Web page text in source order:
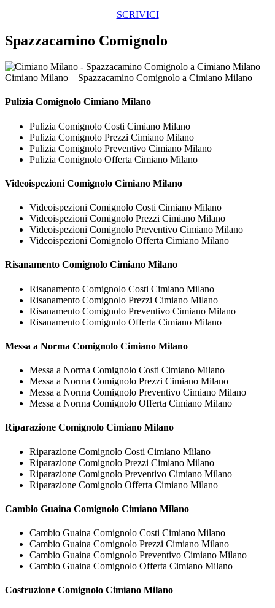
SCRIVICI
Spazzacamino Comignolo
Cimiano Milano – Spazzacamino Comignolo a Cimiano Milano
Pulizia Comignolo Cimiano Milano
Pulizia Comignolo Costi Cimiano Milano
Pulizia Comignolo Prezzi Cimiano Milano
Pulizia Comignolo Preventivo Cimiano Milano
Pulizia Comignolo Offerta Cimiano Milano
Videoispezioni Comignolo Cimiano Milano
Videoispezioni Comignolo Costi Cimiano Milano
Videoispezioni Comignolo Prezzi Cimiano Milano
Videoispezioni Comignolo Preventivo Cimiano Milano
Videoispezioni Comignolo Offerta Cimiano Milano
Risanamento Comignolo Cimiano Milano
Risanamento Comignolo Costi Cimiano Milano
Risanamento Comignolo Prezzi Cimiano Milano
Risanamento Comignolo Preventivo Cimiano Milano
Risanamento Comignolo Offerta Cimiano Milano
Messa a Norma Comignolo Cimiano Milano
Messa a Norma Comignolo Costi Cimiano Milano
Messa a Norma Comignolo Prezzi Cimiano Milano
Messa a Norma Comignolo Preventivo Cimiano Milano
Messa a Norma Comignolo Offerta Cimiano Milano
Riparazione Comignolo Cimiano Milano
Riparazione Comignolo Costi Cimiano Milano
Riparazione Comignolo Prezzi Cimiano Milano
Riparazione Comignolo Preventivo Cimiano Milano
Riparazione Comignolo Offerta Cimiano Milano
Cambio Guaina Comignolo Cimiano Milano
Cambio Guaina Comignolo Costi Cimiano Milano
Cambio Guaina Comignolo Prezzi Cimiano Milano
Cambio Guaina Comignolo Preventivo Cimiano Milano
Cambio Guaina Comignolo Offerta Cimiano Milano
Costruzione Comignolo Cimiano Milano